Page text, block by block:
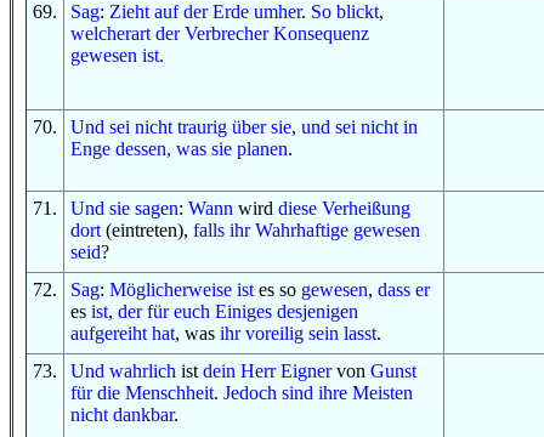
69. Sag: Zieht auf der Erde umher. So blickt,
welcherart der Verbrecher Konsequenz
gewesen ist.
70. Und sei nicht traurig über sie, und sei nicht in
Enge dessen, was sie planen.
71 . Und sie sagen: Wann wird diese Verheißung
dort (eintreten), falls ihr Wahrhaftige gewesen
seid?
72. Sag: Möglicherweise ist es so gewesen, dass er
es ist, der für euch Einiges desjenigen
aufgereiht hat, was ihr voreilig sein lasst.
73. Und wahrlich ist dein Herr Eignervon Gunst
für die Menschheit. Jedoch sind ihre Meisten
nicht dankbar.